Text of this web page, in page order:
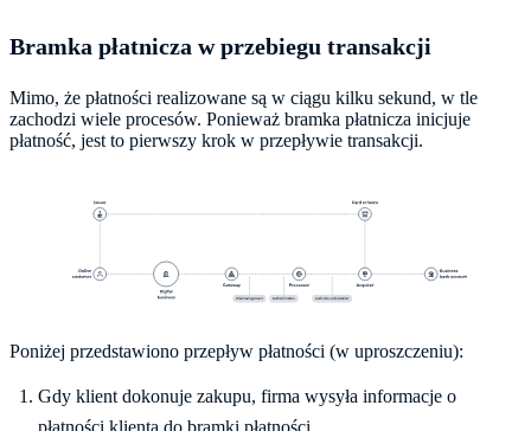
Bramka płatnicza w przebiegu transakcji
Mimo, że płatności realizowane są w ciągu kilku sekund, w tle
zachodzi wiele procesów. Ponieważ bramka płatnicza inicjuje
płatność, jest to pierwszy krok w przepływie transakcji.
Poniżej przedstawiono przepływ płatności (w uproszczeniu):
Gdy klient dokonuje zakupu, firma wysyła informacje o